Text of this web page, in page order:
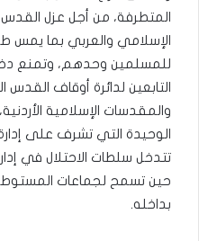
المتطرفة، من أجل عزل
الإسلامي والعربي بما
للمسلمين وحدهم، وتمنع
التابعين لدائرة أوقاف القدس
والمقدسات الإسلامية
الوحيدة التي تشرف على
تتدخل سلطات الاحتلال في
حين تسمح لجماعات
بداخله.